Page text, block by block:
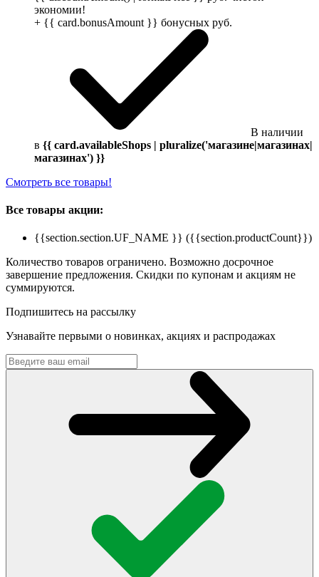
экономии!
+ {{ card.bonusAmount }} бонусных руб.
В наличии
в {{ card.availableShops | pluralize('магазине|магазинах|
магазинах') }}
Смотреть все товары!
Все товары акции:
{{section.section.UF_NAME }} ({{section.productCount}})
Количество товаров ограничено. Возможно досрочное
завершение предложения. Скидки по купонам и акциям не
суммируются.
Подпишитесь на рассылку
Узнавайте первыми о новинках, акциях и распродажах